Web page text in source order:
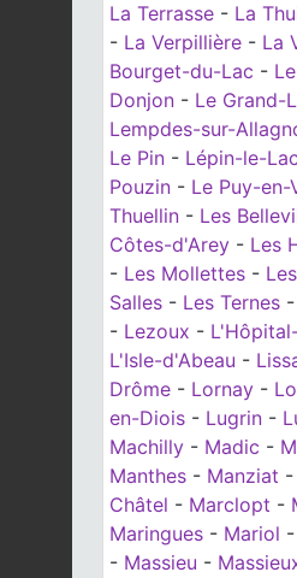
La Terrasse - La
- La Verpillière - La
Bourget-du-Lac -
Donjon - Le Grand-
Lempdes-sur-
Le Pin - Lépin-le-Lac
Pouzin - Le Puy-en-
Thuellin - Les
Côtes-d'Arey - Les
- Les Mollettes -
Salles - Les Ternes -
- Lezoux -
L'Isle-d'Abeau -
Drôme - Lornay -
en-Diois - Lugrin -
Machilly - Madic -
Manthes - Manziat -
Châtel - Marclopt -
Maringues - Mariol -
- Massieu -